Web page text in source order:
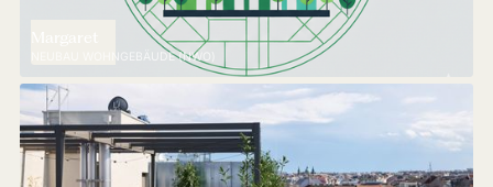
NEUBAU WOHNGEBÄUDE (NWO)